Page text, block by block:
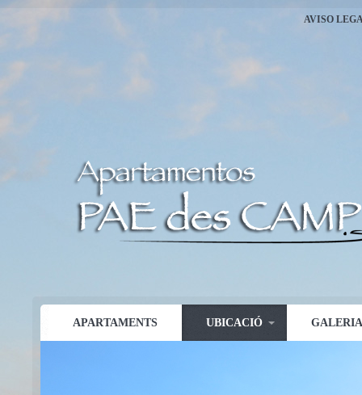
AVISO
APARTAMENTS UBICACIÓ GALERIA